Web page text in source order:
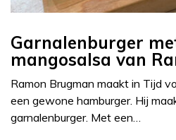
Garnalenburger
mangosalsa van
Ramon Brugman maakt in Tijd
een gewone hamburger. Hij
garnalenburger. Met een…